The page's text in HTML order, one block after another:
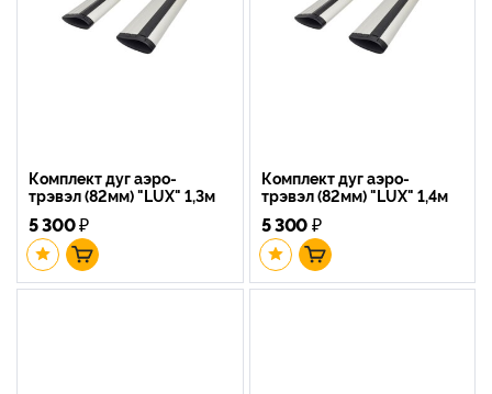
Комплект дуг аэро-
трэвэл (82мм) "LUX" 1,3м
5 300₽
Комплект дуг аэро-
трэвэл (82мм) "LUX" 1,4м
5 300₽